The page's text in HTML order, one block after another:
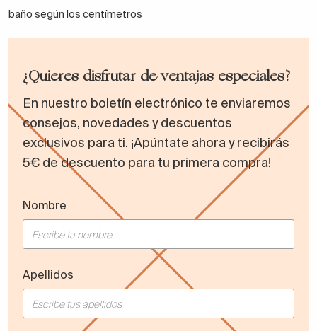
baño según los centímetros
¿Quieres disfrutar de ventajas especiales?
En nuestro boletín electrónico te enviaremos
consejos, novedades y descuentos
exclusivos para ti. ¡Apúntate ahora y recibirás
5€ de descuento para tu primera compra!
Nombre
Apellidos